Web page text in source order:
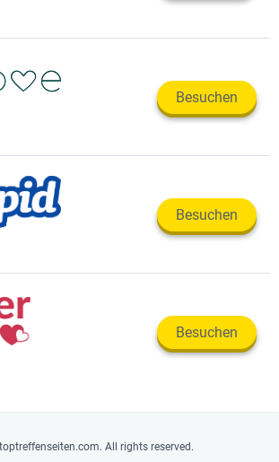
Besuchen
Besuchen
Besuchen
All rights reserved.